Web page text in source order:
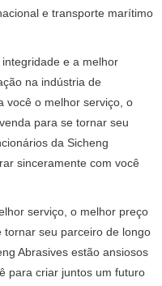
e transporte marítimo
e a melhor
na indústria de
você o melhor serviço, o
para se tornar seu
da Sicheng
sinceramente com você
serviço, o melhor preço
seu parceiro de longo
Abrasives estão ansiosos
para criar juntos um futuro